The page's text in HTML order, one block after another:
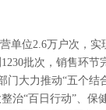
单位2.6万户次，
批次，销售环节
大力推动“五个结
治“百日行动”、保